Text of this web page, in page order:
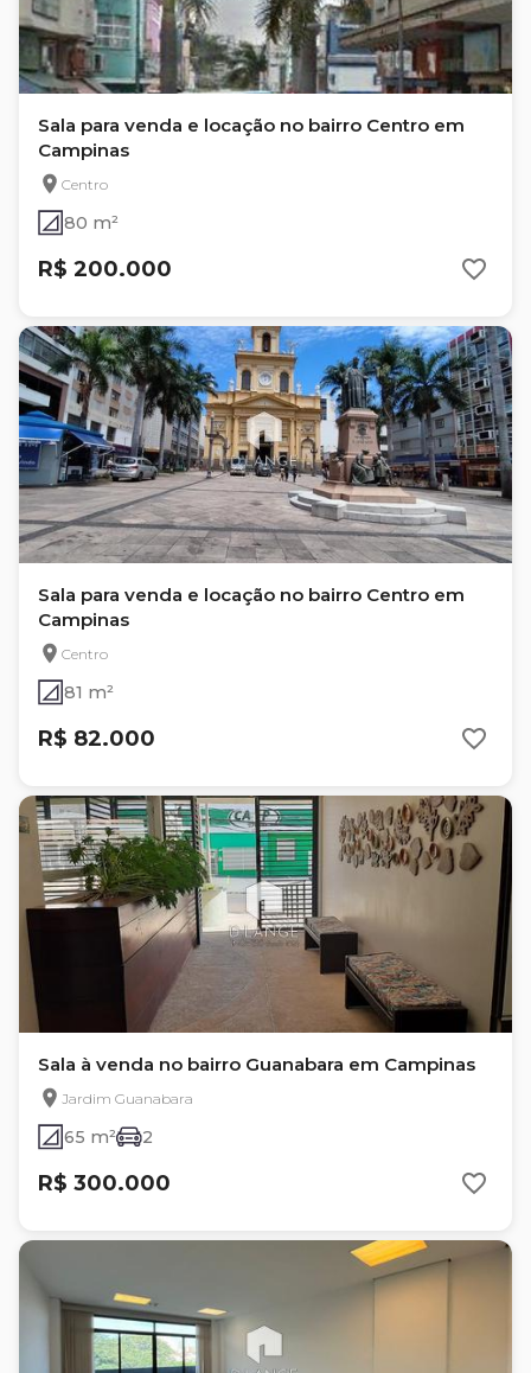
Sala para venda e locação no bairro Centro em
Campinas
Centro
80 m²
R$ 200.000
Sala para venda e locação no bairro Centro em
Campinas
Centro
81 m²
R$ 82.000
Sala à venda no bairro Guanabara em Campinas
Jardim Guanabara
65 m² 2
R$ 300.000